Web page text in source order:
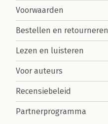
Voorwaarden
Bestellen en retourneren
Lezen en luisteren
Voor auteurs
Recensiebeleid
Partnerprogramma